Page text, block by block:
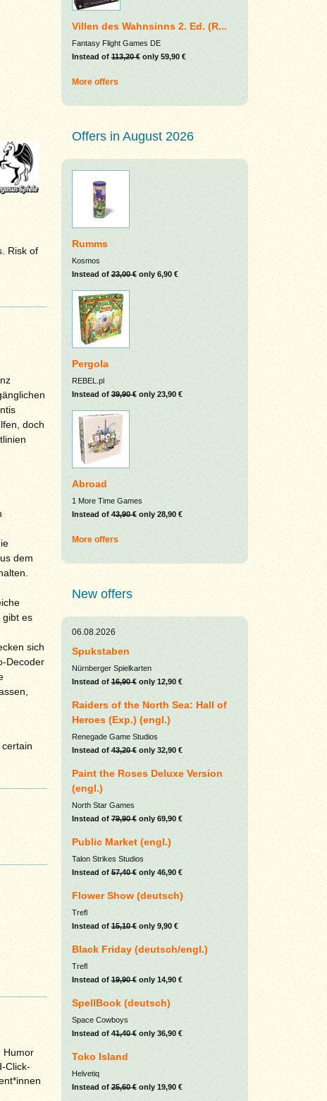
Risk of
doch
dem
gibt es
sich
Decoder
Humor
Click-
Villen des Wahnsinns 2. Ed. (R...
Fantasy Flight Games DE
Instead of113,20 €only 59,90 €
More offers
Offers in August 2026
Rumms
Kosmos
Instead of23,00 €only 6,90 €
Pergola
REBEL.pl
Instead of39,90 €only 23,90 €
Abroad
1 More Time Games
Instead of43,90 €only 28,90 €
More offers
New offers
06.08.2026
Spukstaben
Nürnberger Spielkarten
Instead of16,90 €only 12,90 €
Raiders of the North Sea: Hall of
Heroes (Exp.) (engl.)
Renegade Game Studios
Instead of43,20 €only 32,90 €
Paint the Roses Deluxe Version
(engl.)
North Star Games
Instead of79,90 €only 69,90 €
Public Market (engl.)
Talon Strikes Studios
Instead of57,40 €only 46,90 €
Flower Show (deutsch)
Trefl
Instead of15,10 €only 9,90 €
Black Friday (deutsch/engl.)
Trefl
Instead of19,90 €only 14,90 €
SpellBook (deutsch)
Space Cowboys
Instead of41,40 €only 36,90 €
Toko Island
Helvetiq
Instead of25,60 €only 19,90 €